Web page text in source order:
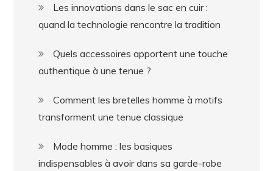
Les innovations dans le sac en cuir :
quand la technologie rencontre la tradition
Quels accessoires apportent une touche
authentique à une tenue ?
Comment les bretelles homme à motifs
transforment une tenue classique
Mode homme : les basiques
indispensables à avoir dans sa garde-robe